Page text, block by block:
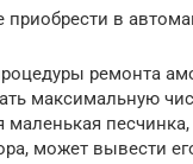
в
ремонта
максимальную
маленькая
может вывести